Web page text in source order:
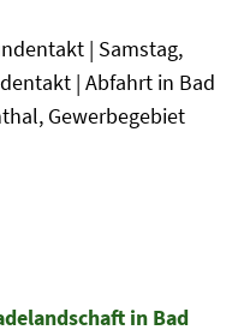
| Samstag,
| Abfahrt in Bad
Gewerbegebiet
in Bad